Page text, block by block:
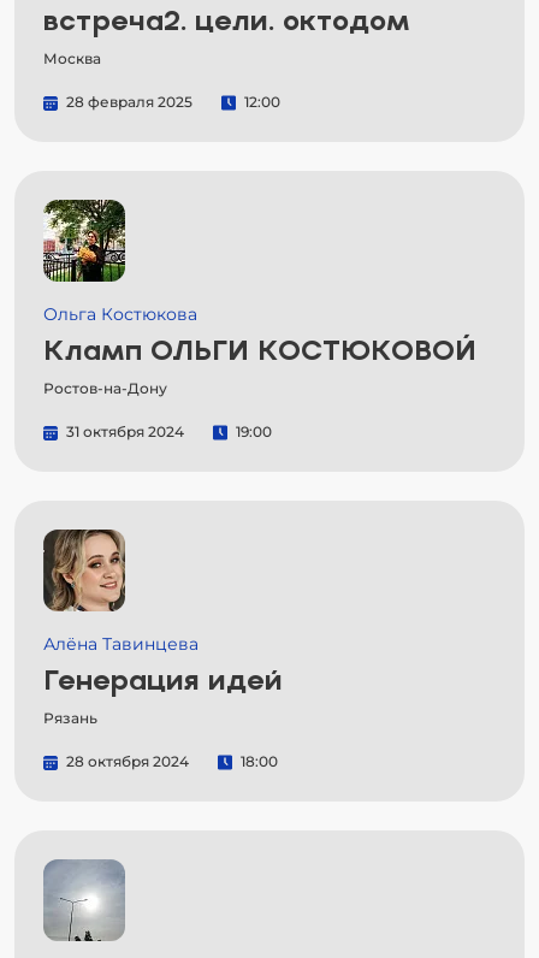
встреча2. цели. октодом
Москва
28 февраля 2025 12:00
Ольга Костюкова
Кламп ОЛЬГИ КОСТЮКОВОЙ
Ростов-на-Дону
31 октября 2024 19:00
Алёна Тавинцева
Генерация идей
Рязань
28 октября 2024 18:00